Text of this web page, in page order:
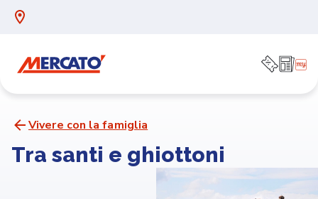
Vivere con la famiglia
Tra santi e ghiottoni